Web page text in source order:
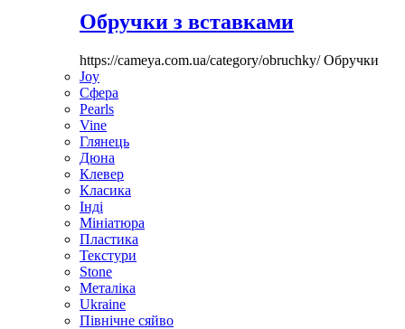
Обручки з вставками
https://cameya.com.ua/category/obruchky/Обручки
Joy
Сфера
Pearls
Vine
Глянець
Дюна
Клевер
Класика
Інді
Мініатюра
Пластика
Текстури
Stone
Металіка
Ukraine
Північне сяйво